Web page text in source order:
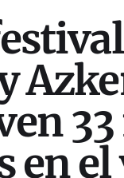
en